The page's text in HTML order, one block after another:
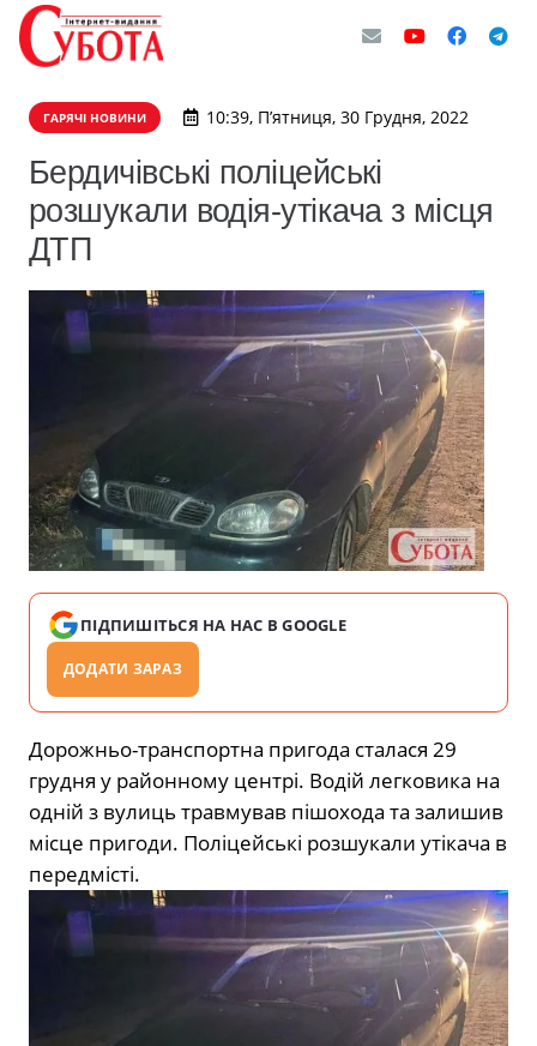
ГАРЯЧІ НОВИНИ 10:39, П’ятниця, 30 Грудня, 2022
Бердичівські поліцейські
розшукали водія-утікача з місця
ДТП
ПІДПИШІТЬСЯ НА НАС В GOOGLE
ДОДАТИ ЗАРАЗ
Дорожньо-транспортна пригода сталася 29
грудня у районному центрі. Водій легковика на
одній з вулиць травмував пішохода та залишив
місце пригоди. Поліцейські розшукали утікача в
передмісті.